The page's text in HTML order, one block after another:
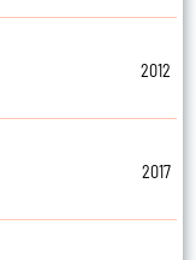
2012
2017